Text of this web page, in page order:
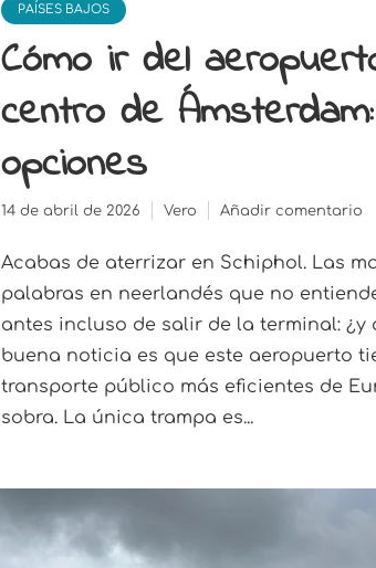
PAÍSES BAJOS
Cómo ir del
centro de
opciones
14 de abril de 2026 Vero Añadir comentario
Acabas de aterrizar en Schiphol. Las
palabras en neerlandés que no
antes incluso de salir de la terminal:
buena noticia es que este aeropuerto
transporte público más eficientes de
sobra. La única trampa es...